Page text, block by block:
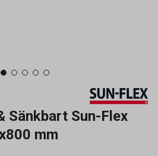
Sänkbart Sun-Flex
mm